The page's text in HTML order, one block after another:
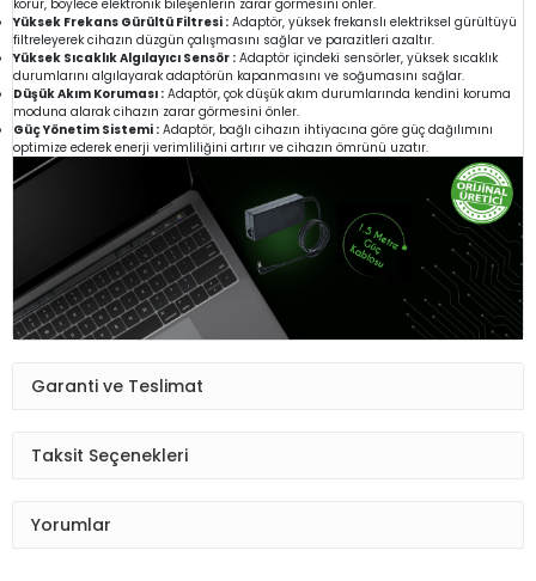
korur, böylece elektronik bileşenlerin zarar görmesini önler.
Yüksek Frekans Gürültü Filtresi : Adaptör, yüksek frekanslı elektriksel gürültüyü
filtreleyerek cihazın düzgün çalışmasını sağlar ve parazitleri azaltır.
Yüksek Sıcaklık Algılayıcı Sensör : Adaptör içindeki sensörler, yüksek sıcaklık
durumlarını algılayarak adaptörün kapanmasını ve soğumasını sağlar.
Düşük Akım Koruması : Adaptör, çok düşük akım durumlarında kendini koruma
moduna alarak cihazın zarar görmesini önler.
Güç Yönetim Sistemi : Adaptör, bağlı cihazın ihtiyacına göre güç dağılımını
optimize ederek enerji verimliliğini artırır ve cihazın ömrünü uzatır.
Garanti ve Teslimat
Taksit Seçenekleri
Yorumlar